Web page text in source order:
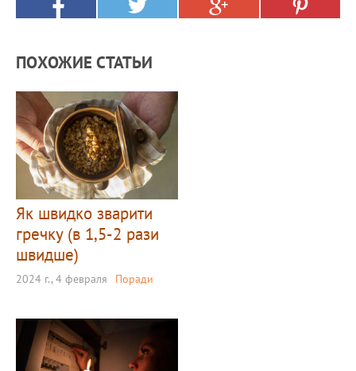
ПОХОЖИЕ СТАТЬИ
Як швидко зварити
гречку (в 1,5-2 рази
швидше)
2024 г., 4 февраля Поради